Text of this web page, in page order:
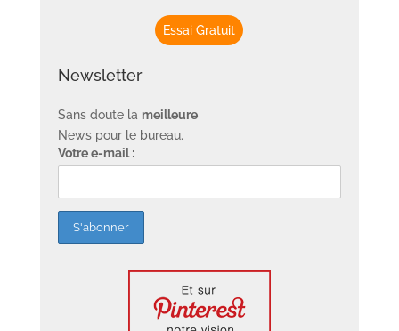
Essai Gratuit
Newsletter
Sans doute la meilleure
News pour le bureau.
Votre e-mail :